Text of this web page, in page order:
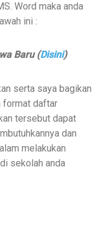
Word maka anda
ini :
Baru (Disini)
serta saya bagikan
format daftar
tersebut dapat
dan
melakukan
sekolah anda